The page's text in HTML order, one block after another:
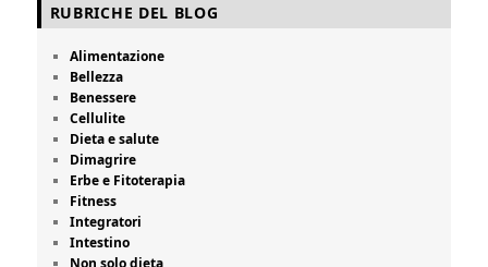
RUBRICHE DEL BLOG
Alimentazione
Bellezza
Benessere
Cellulite
Dieta e salute
Dimagrire
Erbe e Fitoterapia
Fitness
Integratori
Intestino
Non solo dieta